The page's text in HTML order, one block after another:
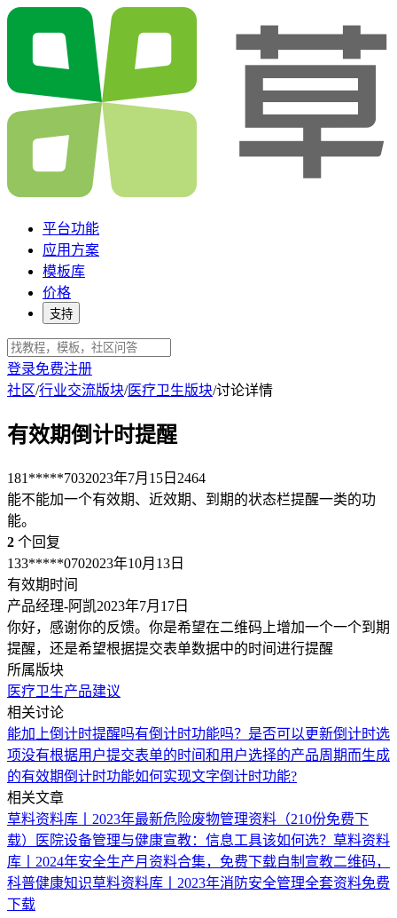
平台功能
应用方案
模板库
价格
支持
登录免费注册
社区/行业交流版块/医疗卫生版块/讨论详情
有效期倒计时提醒
181*****7032023年7月15日 2464
能不能加一个有效期、近效期、到期的状态栏提醒一类的功
能。
2 个回复
133*****0702023年10月13日
有效期时间
产品经理-阿凯2023年7月17日
你好，感谢你的反馈。你是希望在二维码上增加一个一个到期
提醒，还是希望根据提交表单数据中的时间进行提醒
所属版块
医疗卫生产品建议
相关讨论
能加上倒计时提醒吗有倒计时功能吗？ 是否可以更新倒计时选
项没有根据用户提交表单的时间和用户选择的产品周期而生成
的有效期倒计时功能如何实现文字倒计时功能?
相关文章
草料资料库丨2023年最新危险废物管理资料（210份免费下
载）
医院设备管理与健康宣教：信息工具该如何选？ 草料资料
库丨2024年安全生产月资料合集，免费下载自制宣教二维码，
科普健康知识草料资料库丨2023年消防安全管理全套资料免费
下载